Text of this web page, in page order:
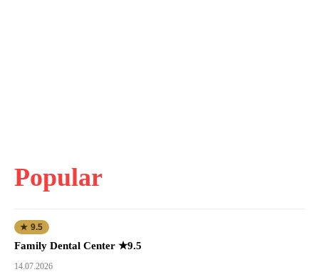
Popular
★ 9.5
Family Dental Center ★9.5
14.07.2026